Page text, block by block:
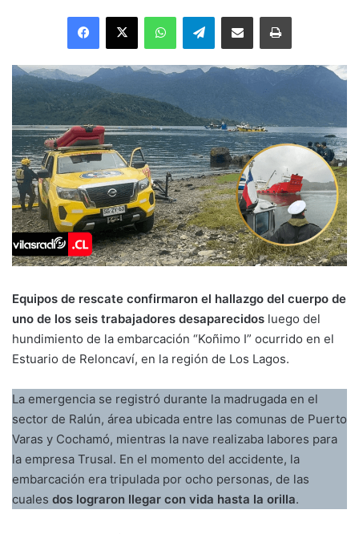
Facebook
X WhatsAppTelegramEnviar vía email Imprimir
Equipos de rescate confirmaron el hallazgo del cuerpo de
uno de los seis trabajadores desaparecidos luego del
hundimiento de la embarcación “Koñimo I” ocurrido en el
Estuario de Reloncaví, en la región de Los Lagos.
La emergencia se registró durante la madrugada en el
sector de Ralún, área ubicada entre las comunas de Puerto
Varas y Cochamó, mientras la nave realizaba labores para
la empresa Trusal. En el momento del accidente, la
embarcación era tripulada por ocho personas, de las
cuales dos lograron llegar con vida hasta la orilla.